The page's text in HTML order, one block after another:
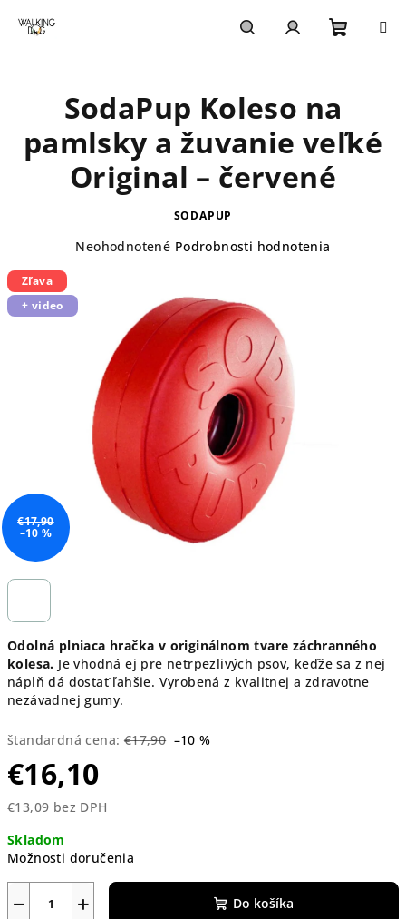
košík
Odolná plniaca hračka v originálnom tvare záchranného
kolesa. Je vhodná ej pre netrpezlivých psov, keďže sa z nej
náplň dá dostať ľahšie. Vyrobená z kvalitnej a zdravotne
nezávadnej gumy.
štandardná cena: €17,90 –10 %
€16,10
€13,09 bez DPH
cena:
Skladom
Možnosti doručenia
+
− Do košíka
SodaPup Koleso na
pamlsky a žuvanie veľké
Original – červené
SODAPUP
Priemerné
je
0,0
hviezdičiek.
Neohodnotené Podrobnosti hodnotenia
Zľava
+ video
€17,90
–10 %